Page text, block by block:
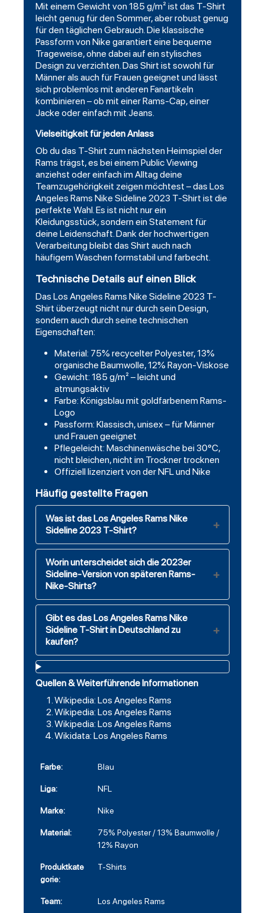
Mit einem Gewicht von 185 g/m² ist das T-Shirt
leicht genug für den Sommer, aber robust genug
für den täglichen Gebrauch. Die klassische
Passform von Nike garantiert eine bequeme
Trageweise, ohne dabei auf ein stylisches
Design zu verzichten. Das Shirt ist sowohl für
Männer als auch für Frauen geeignet und lässt
sich problemlos mit anderen Fanartikeln
kombinieren – ob mit einer Rams-Cap, einer
Jacke oder einfach mit Jeans.
Vielseitigkeit für jeden Anlass
Ob du das T-Shirt zum nächsten Heimspiel der
Rams trägst, es bei einem Public Viewing
anziehst oder einfach im Alltag deine
Teamzugehörigkeit zeigen möchtest – das Los
Angeles Rams Nike Sideline 2023 T-Shirt ist die
perfekte Wahl. Es ist nicht nur ein
Kleidungsstück, sondern ein Statement für
deine Leidenschaft. Dank der hochwertigen
Verarbeitung bleibt das Shirt auch nach
häufigem Waschen formstabil und farbecht.
Technische Details auf einen Blick
Das Los Angeles Rams Nike Sideline 2023 T-
Shirt überzeugt nicht nur durch sein Design,
sondern auch durch seine technischen
Eigenschaften:
Material: 75% recycelter Polyester, 13%
organische Baumwolle, 12% Rayon-Viskose
Gewicht: 185 g/m² – leicht und
atmungsaktiv
Farbe: Königsblau mit goldfarbenem Rams-
Logo
Passform: Klassisch, unisex – für Männer
und Frauen geeignet
Pflegeleicht: Maschinenwäsche bei 30°C,
nicht bleichen, nicht im Trockner trocknen
Offiziell lizenziert von der NFL und Nike
Häufig gestellte Fragen
Was ist das Los Angeles Rams Nike
Sideline 2023 T-Shirt?
Worin unterscheidet sich die 2023er
Sideline-Version von späteren Rams-
Nike-Shirts?
Gibt es das Los Angeles Rams Nike
Sideline T-Shirt in Deutschland zu
kaufen?
Quellen & Weiterführende Informationen
Wikipedia: Los Angeles Rams
Wikipedia: Los Angeles Rams
Wikipedia: Los Angeles Rams
Wikidata: Los Angeles Rams
Farbe: Blau
Liga: NFL
Marke: Nike
Material:
75% Polyester / 13% Baumwolle /
12% Rayon
Produktkate
gorie:
T-Shirts
Team: Los Angeles Rams